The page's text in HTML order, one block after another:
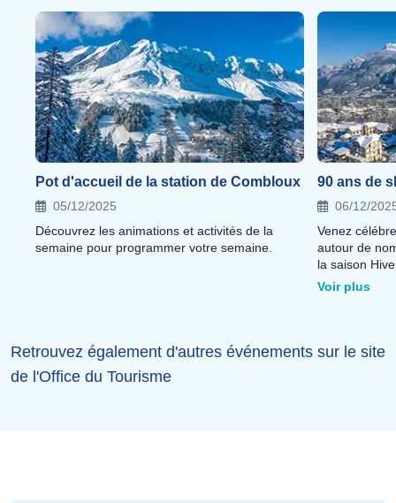
Pot d'accueil de la station de Combloux
05/12/2025
Découvrez les animations et activités de la
semaine pour programmer votre semaine.
90 ans de
06/12/
Venez
autour de
la saison
ans à travers le village,
décoré Escape game "l'écusson disparu du
matin Ciné ski le 26/12 avec Aurèle Mayol
Voir plus
Retrouvez également d'autres événements sur le site
de l'Office du Tourisme